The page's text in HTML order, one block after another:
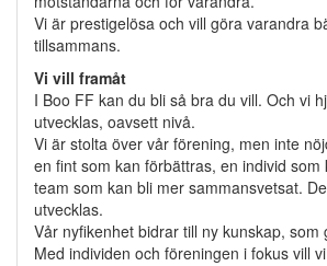
Vi är prestigelösa och vill göra varandra
tillsammans.
Vi vill framåt
I Boo FF kan du bli så bra du vill. Och vi
utvecklas, oavsett nivå.
Vi är stolta över vår förening, men inte
en fint som kan förbättras, en individ som
team som kan bli mer sammansvetsat.
utvecklas.
Vår nyfikenhet bidrar till ny kunskap, som
Med individen och föreningen i fokus vill